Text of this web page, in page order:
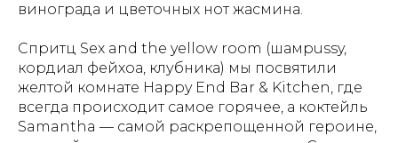
винограда и цветочных нот жасмина.
Спритц Sex and the yellow room (шамpussy,
кордиал фейхоа, клубника) мы посвятили
желтой комнате Happy End Bar & Kitchen, где
всегда происходит самое горячее, а коктейль
Samantha — самой раскрепощенной героине,